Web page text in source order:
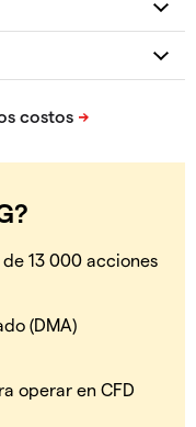
13 000 acciones
(DMA)
operar en CFD